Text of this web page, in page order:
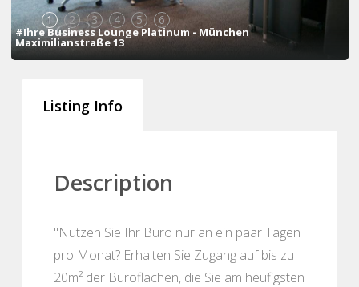
1 2 3 4 5 6
#Ihre Business Lounge Platinum - München
Maximilianstraße 13
Listing Info
Description
"Nutzen Sie Ihr Büro nur an ein paar Tagen
pro Monat? Erhalten Sie Zugang auf bis zu
20m² der Büroflächen, die Sie am heufigsten